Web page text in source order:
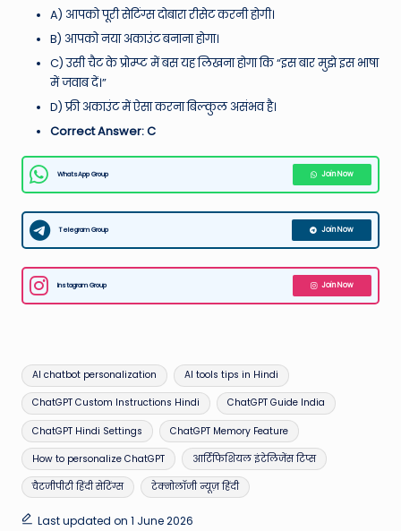
A) आपको पूरी सेटिंग्स दोबारा रीसेट करनी होगी।
B) आपको नया अकाउंट बनाना होगा।
C) उसी चैट के प्रोम्प्ट में बस यह लिखना होगा कि “इस बार मुझे इस भाषा
में जवाब दें।”
D) फ्री अकाउंट में ऐसा करना बिल्कुल असंभव है।
Correct Answer: C
WhatsApp Group Join Now
Telegram Group Join Now
Instagram Group Join Now
Tags:
AI chatbot personalization AI tools tips in Hindi
ChatGPT Custom Instructions Hindi ChatGPT Guide India
ChatGPT Hindi Settings ChatGPT Memory Feature
How to personalize ChatGPT आर्टिफिशियल इंटेलिजेंस टिप्स
चैटजीपीटी हिंदी सेटिंग्स टेक्नोलॉजी न्यूज़ हिंदी
Last updated on 1 June 2026